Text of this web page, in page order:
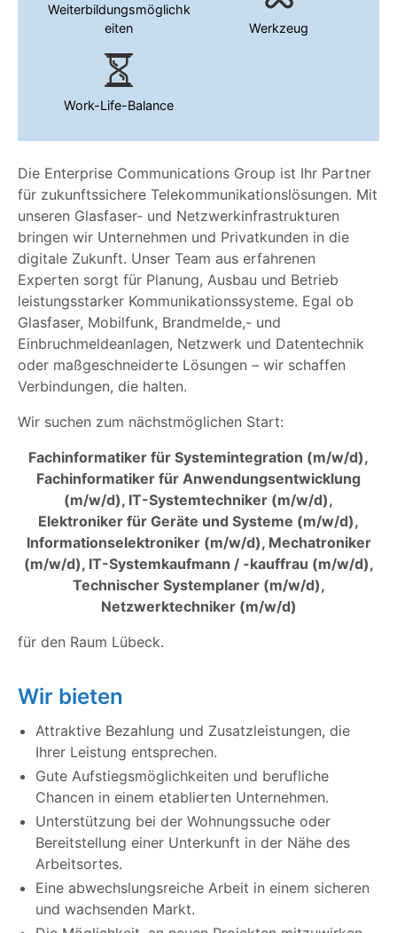
Die Enterprise Communications Group ist Ihr Partner
für zukunftssichere Telekommunikationslösungen. Mit
unseren Glasfaser- und Netzwerkinfrastrukturen
bringen wir Unternehmen und Privatkunden in die
digitale Zukunft. Unser Team aus erfahrenen
Experten sorgt für Planung, Ausbau und Betrieb
leistungsstarker Kommunikationssysteme. Egal ob
Glasfaser, Mobilfunk, Brandmelde,- und
Einbruchmeldeanlagen, Netzwerk und Datentechnik
oder maßgeschneiderte Lösungen – wir schaffen
Verbindungen, die halten.
Wir suchen zum nächstmöglichen Start:
Fachinformatiker für Systemintegration (m/w/d),
Fachinformatiker für Anwendungsentwicklung
(m/w/d), IT-Systemtechniker (m/w/d),
Elektroniker für Geräte und Systeme (m/w/d),
Informationselektroniker (m/w/d), Mechatroniker
(m/w/d), IT-Systemkaufmann / -kauffrau (m/w/d),
Technischer Systemplaner (m/w/d),
Netzwerktechniker (m/w/d)
für den Raum Lübeck.
Wir bieten
Attraktive Bezahlung und Zusatzleistungen, die
Ihrer Leistung entsprechen.
Gute Aufstiegsmöglichkeiten und berufliche
Chancen in einem etablierten Unternehmen.
Unterstützung bei der Wohnungssuche oder
Bereitstellung einer Unterkunft in der Nähe des
Arbeitsortes.
Eine abwechslungsreiche Arbeit in einem sicheren
und wachsenden Markt.
Weiterbildungsmöglichk
eiten
Werkzeug
Work-Life-Balance